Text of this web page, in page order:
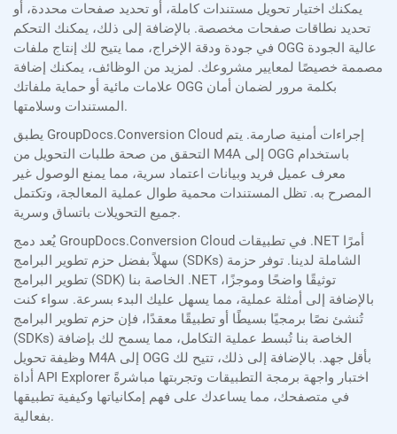
يمكنك اختيار تحويل مستندات كاملة، أو تحديد صفحات محددة، أو
تحديد نطاقات صفحات مخصصة. بالإضافة إلى ذلك، يمكنك التحكم
في جودة ودقة الإخراج، مما يتيح لك إنتاج ملفات OGG عالية الجودة
مصممة خصيصًا لمعايير مشروعك. لمزيد من الوظائف، يمكنك إضافة
علامات مائية أو حماية ملفاتك OGG بكلمة مرور لضمان أمان
المستندات وسلامتها.
يطبق GroupDocs.Conversion Cloud إجراءات أمنية صارمة. يتم
التحقق من صحة طلبات التحويل من M4A إلى OGG باستخدام
معرف عميل فريد وبيانات اعتماد سرية، مما يمنع الوصول غير
المصرح به. تظل المستندات محمية طوال عملية المعالجة، وتكتمل
جميع التحويلات باتساق وسرية.
يُعد دمج GroupDocs.Conversion Cloud في تطبيقات .NET أمرًا
سهلاً بفضل حزم تطوير البرامج (SDKs) الشاملة لدينا. توفر حزمة
تطوير البرامج (SDK) الخاصة بنا .NET توثيقًا واضحًا وموجزًا،
بالإضافة إلى أمثلة عملية، مما يسهل عليك البدء بسرعة. سواء كنت
تُنشئ نصًا برمجيًا بسيطًا أو تطبيقًا معقدًا، فإن حزم تطوير البرامج
(SDKs) الخاصة بنا تُبسط عملية التكامل، مما يسمح لك بإضافة
وظيفة تحويل M4A إلى OGG بأقل جهد. بالإضافة إلى ذلك، تتيح لك
أداة API Explorer اختبار واجهة برمجة التطبيقات وتجربتها مباشرةً
في متصفحك، مما يساعدك على فهم إمكانياتها وكيفية تطبيقها
بفعالية.